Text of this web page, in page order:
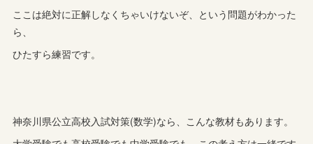
ここは絶対に正解しなくちゃいけないぞ、という問題がわかった
ら、
ひたすら練習です。
神奈川県公立高校入試対策(数学)なら、こんな教材もあります。